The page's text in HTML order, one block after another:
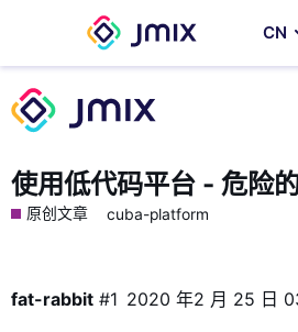
СN
使用低代码平台 - 危险
原创文章 cuba-platform
fat-rabbit 2020 年2 月 25 日
#1